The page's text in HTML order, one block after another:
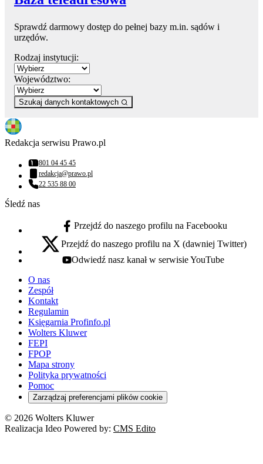
Sprawdź darmowy dostęp do pełnej bazy m.in. sądów i
urzędów.
Rodzaj instytucji:
Województwo:
Szukaj danych kontaktowych
Redakcja serwisu Prawo.pl
Numer telefonu:
801 04 45 45
Adres email:
redakcja@prawo.pl
Numer telefonu:
22 535 88 00
Śledź nas
facebook - otwiera się w nowej karcie
Przejdź do naszego profilu na Facebooku
x - otwiera się w nowej karcie
Przejdź do naszego profilu na X (dawniej Twitter)
youtube - otwiera się w nowej karcie
Odwiedź nasz kanał w serwisie YouTube
O nas
Zespół
Kontakt
Regulamin
Księgarnia Profinfo.pl
Wolters Kluwer
FEPI
FPOP
Mapa strony
Polityka prywatności
Pomoc
Zarządzaj preferencjami plików cookie
© 2026 Wolters Kluwer
Realizacja Ideo Powered by: CMS Edito